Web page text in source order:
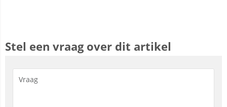
Stel een vraag over dit artikel